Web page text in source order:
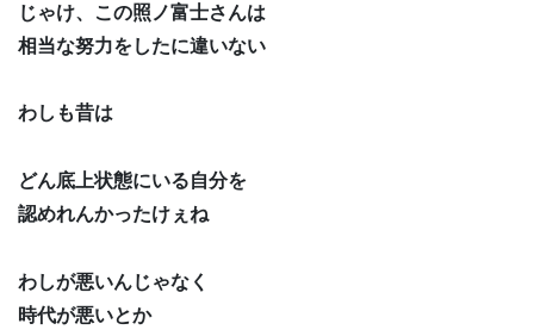
じゃけ、この照ノ富士さんは
相当な努力をしたに違いない
わしも昔は
どん底上状態にいる自分を
認めれんかったけぇね
わしが悪いんじゃなく
時代が悪いとか